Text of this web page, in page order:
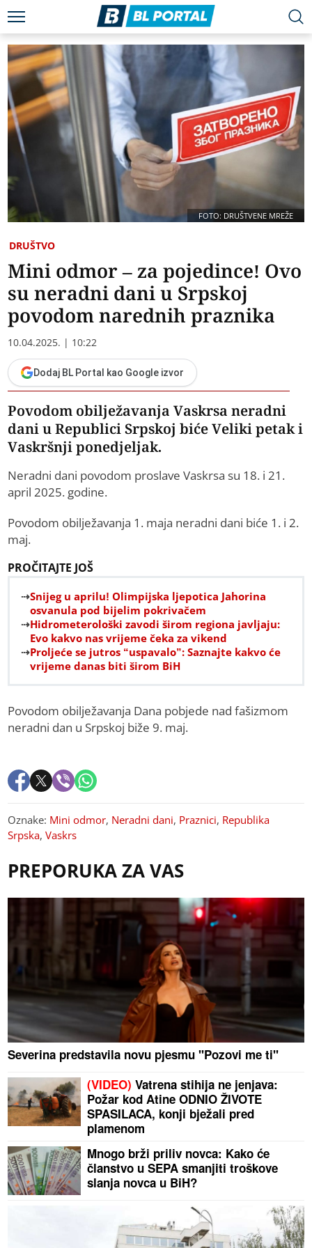
FOTO: DRUŠTVENE MREŽE
DRUŠTVO
Mini odmor – za pojedince! Ovo
su neradni dani u Srpskoj
povodom narednih praznika
10.04.2025. | 10:22
Dodaj BL Portal kao Google izvor
Povodom obilježavanja Vaskrsa neradni
dani u Republici Srpskoj biće Veliki petak i
Vaskršnji ponedjeljak.
Neradni dani povodom proslave Vaskrsa su 18. i 21.
april 2025. godine.
Povodom obilježavanja 1. maja neradni dani biće 1. i 2.
maj.
PROČITAJTE JOŠ
Snijeg u aprilu! Olimpijska ljepotica Jahorina
osvanula pod bijelim pokrivačem
Hidrometerološki zavodi širom regiona javljaju:
Evo kakvo nas vrijeme čeka za vikend
Proljeće se jutros “uspavalo”: Saznajte kakvo će
vrijeme danas biti širom BiH
Povodom obilježavanja Dana pobjede nad fašizmom
neradni dan u Srpskoj biže 9. maj.
Oznake: Mini odmor, Neradni dani, Praznici, Republika
Srpska,Vaskrs
PREPORUKA ZA VAS
Severina predstavila novu pjesmu "Pozovi me ti"
(VIDEO) Vatrena stihija ne jenjava:
Požar kod Atine ODNIO ŽIVOTE
SPASILACA, konji bježali pred
plamenom
Mnogo brži priliv novca: Kako će
članstvo u SEPA smanjiti troškove
slanja novca u BiH?